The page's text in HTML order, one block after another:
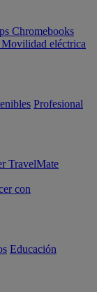
Chromebooks
Movilidad eléctrica
Profesional
TravelMate
con
Educación